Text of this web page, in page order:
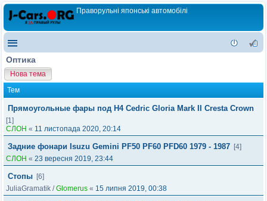
Праворульні японські автомобілі
Оптика
Нова тема
Тем
Прямоугольные фары под Н4 Cedric Gloria Mark II Cresta Crown
[1]
СЛОН « 11 листопада 2020, 20:14
Задние фонари Isuzu Gemini PF50 PF60 PFD60 1979 - 1987 [4]
СЛОН « 23 вересня 2019, 23:44
Стопы [6]
JuliaGramatik /Glomerus « 15 липня 2019, 00:38